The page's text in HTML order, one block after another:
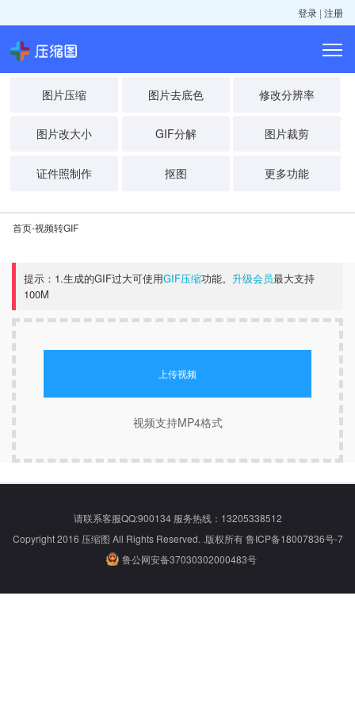
登录 | 注册
图片压缩 图片去底色 修改分辨率
图片改大小 GIF分解 图片裁剪
证件照制作 抠图 更多功能
首页-视频转GIF
提示：1.生成的GIF过大可使用GIF压缩功能。 升级会员最大支持
100M
上传视频
视频支持MP4格式
请联系客服QQ:900134服务热线：13205338512
Copyright 2016 压缩图 All Rights Reserved. .版权所有鲁ICP备18007836号-7
鲁公网安备37030302000483号